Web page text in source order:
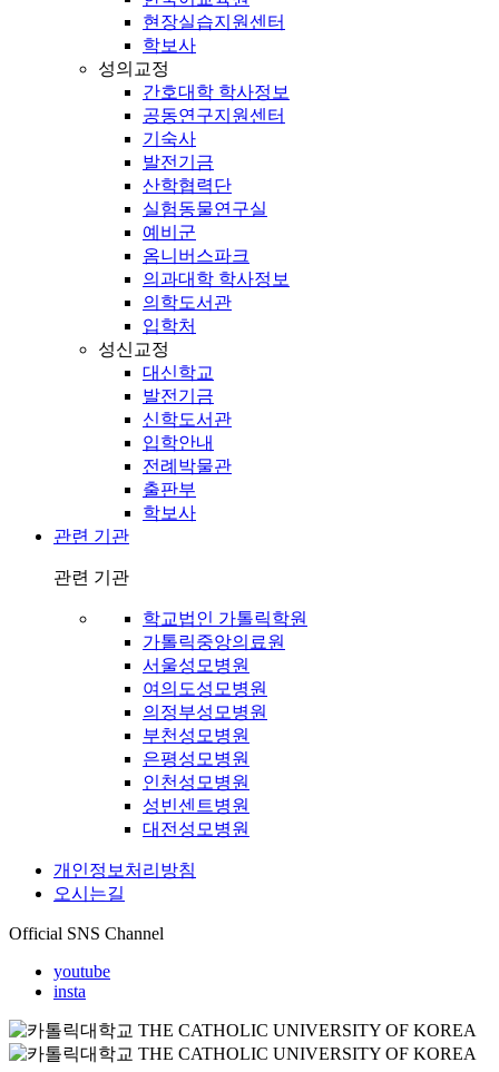
현장실습지원센터
학보사
성의교정
간호대학 학사정보
공동연구지원센터
기숙사
발전기금
산학협력단
실험동물연구실
예비군
옴니버스파크
의과대학 학사정보
의학도서관
입학처
성신교정
대신학교
발전기금
신학도서관
입학안내
전례박물관
출판부
학보사
관련 기관
관련 기관
학교법인 가톨릭학원
가톨릭중앙의료원
서울성모병원
여의도성모병원
의정부성모병원
부천성모병원
은평성모병원
인천성모병원
성빈센트병원
대전성모병원
개인정보처리방침
오시는길
Official SNS Channel
youtube
insta